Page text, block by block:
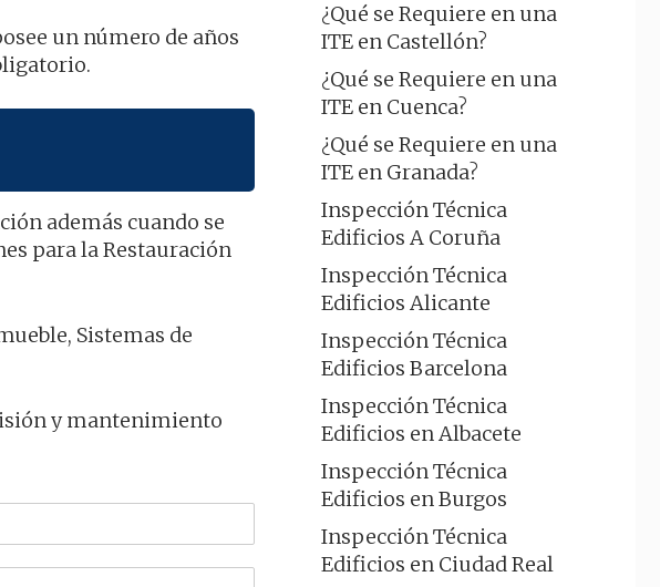
un número de años
además cuando se
para la Restauración
Sistemas de
y mantenimiento
¿Qué se Requiere en una
ITE en Castellón?
¿Qué se Requiere en una
ITE en Cuenca?
¿Qué se Requiere en una
ITE en Granada?
Inspección Técnica
Edificios A Coruña
Inspección Técnica
Edificios Alicante
Inspección Técnica
Edificios Barcelona
Inspección Técnica
Edificios en Albacete
Inspección Técnica
Edificios en Burgos
Inspección Técnica
Edificios en Ciudad Real